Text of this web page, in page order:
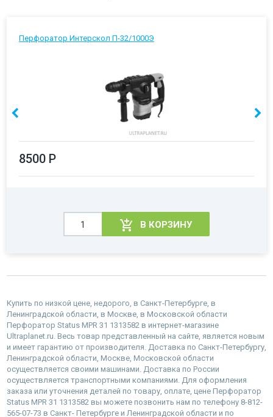
Перфоратор Интерскол П-32/1000Э
8500 Р
В КОРЗИНУ
Купить по низкой цене, недорого, в Санкт-Петербурге, в
Ленинградской области, в Москве, в Московской области
Перфоратор Status MPR 31 1313582 в интернет-магазине
Ultraplanet.ru. Весь товар представленный на сайте, является новым
и имеет гарантию от производителя. Доставка по Санкт-Петербургу,
Ленинградской области, Москве, Московской области
осуществляется своими машинами. Доставка по России
осуществляется транспортными компаниями. Для оформления
заказа или уточнения деталей по товару, оплате, цене Перфоратор
Status MPR 31 1313582 вы можете позвонить нам по телефону 8-812-
565-07-73 в Санкт- Петербурге и Ленинградской области и по